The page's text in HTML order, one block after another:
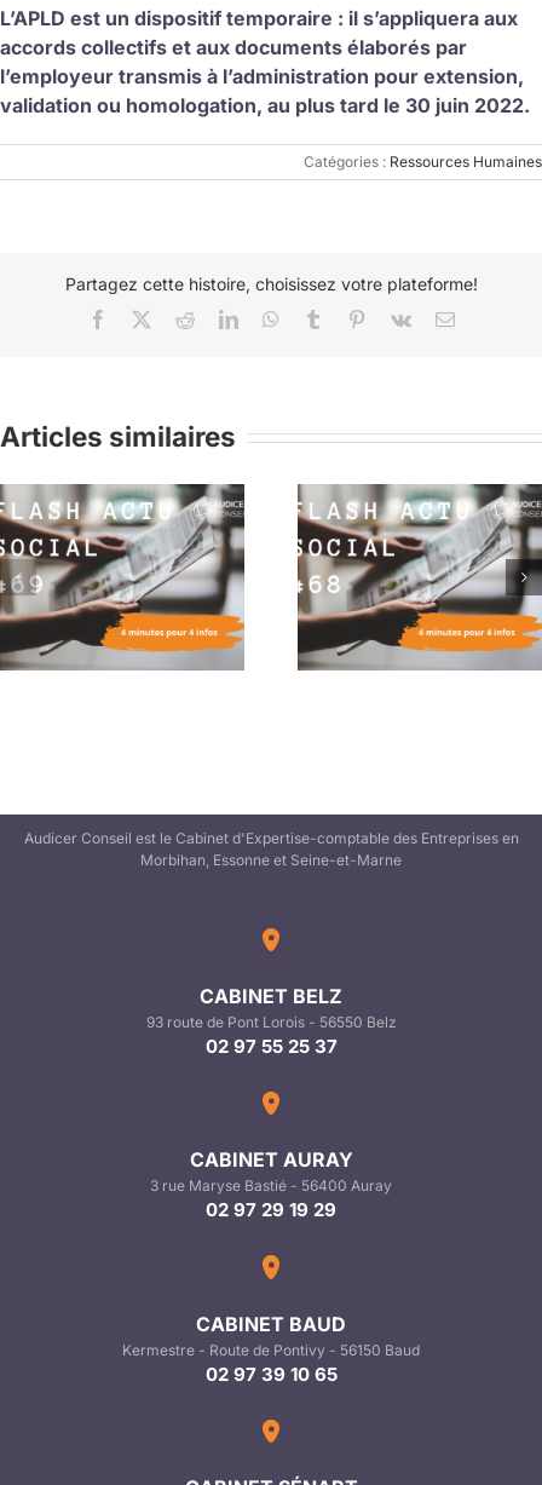
L’APLD est un dispositif temporaire : il s’appliquera aux
accords collectifs et aux documents élaborés par
l’employeur transmis à l’administration pour extension,
validation ou homologation, au plus tard le 30 juin 2022.
Catégories : Ressources Humaines
Partagez cette histoire, choisissez votre plateforme!
Facebook RedditLinkedInWhatsApp
Tumblr Pinterest
Vk Email
Articles similaires
Flash Actu Social #68 :
4 minutes pour 4 infos
Flash Actu Social
4 minutes pour 4
Audicer Conseil est le Cabinet d'Expertise-comptable des Entreprises en
Morbihan, Essonne et Seine-et-Marne
CABINET BELZ
93 route de Pont Lorois - 56550 Belz
02 97 55 25 37
CABINET AURAY
3 rue Maryse Bastié - 56400 Auray
02 97 29 19 29
CABINET BAUD
Kermestre - Route de Pontivy - 56150 Baud
02 97 39 10 65